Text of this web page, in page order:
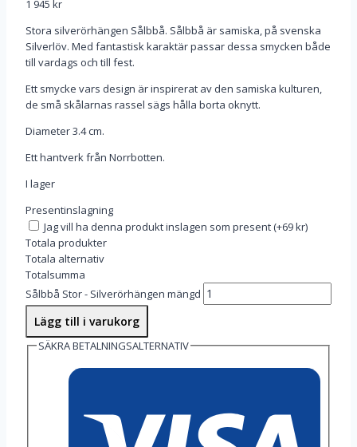
1 945 kr
Stora silverörhängen Sålbbå. Sålbbå är samiska, på svenska
Silverlöv. Med fantastisk karaktär passar dessa smycken både
till vardags och till fest.
Ett smycke vars design är inspirerat av den samiska kulturen,
de små skålarnas rassel sägs hålla borta oknytt.
Diameter 3.4 cm.
Ett hantverk från Norrbotten.
I lager
Presentinslagning
Jag vill ha denna produkt inslagen som present(+69 kr)
Totala produkter
Totala alternativ
Totalsumma
Sålbbå Stor - Silverörhängen mängd
Lägg till i varukorg
SÄKRA BETALNINGSALTERNATIV